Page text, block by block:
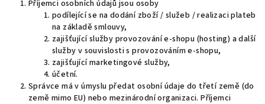
Příjemci osobních údajů jsou osoby
podílející se na dodání zboží / služeb / realizaci plateb
na základě smlouvy,
zajišťující služby provozování e-shopu (hosting) a další
služby v souvislosti s provozováním e-shopu,
zajišťující marketingové služby,
účetní.
Správce má v úmyslu předat osobní údaje do třetí země (do
země mimo EU) nebo mezinárodní organizaci. Příjemci